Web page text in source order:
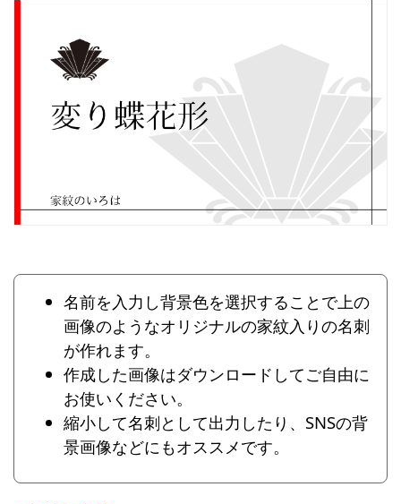
名前を入力し背景色を選択することで上の
画像のようなオリジナルの家紋入りの名刺
が作れます。
作成した画像はダウンロードしてご自由に
お使いください。
縮小して名刺として出力したり、SNSの背
景画像などにもオススメです。